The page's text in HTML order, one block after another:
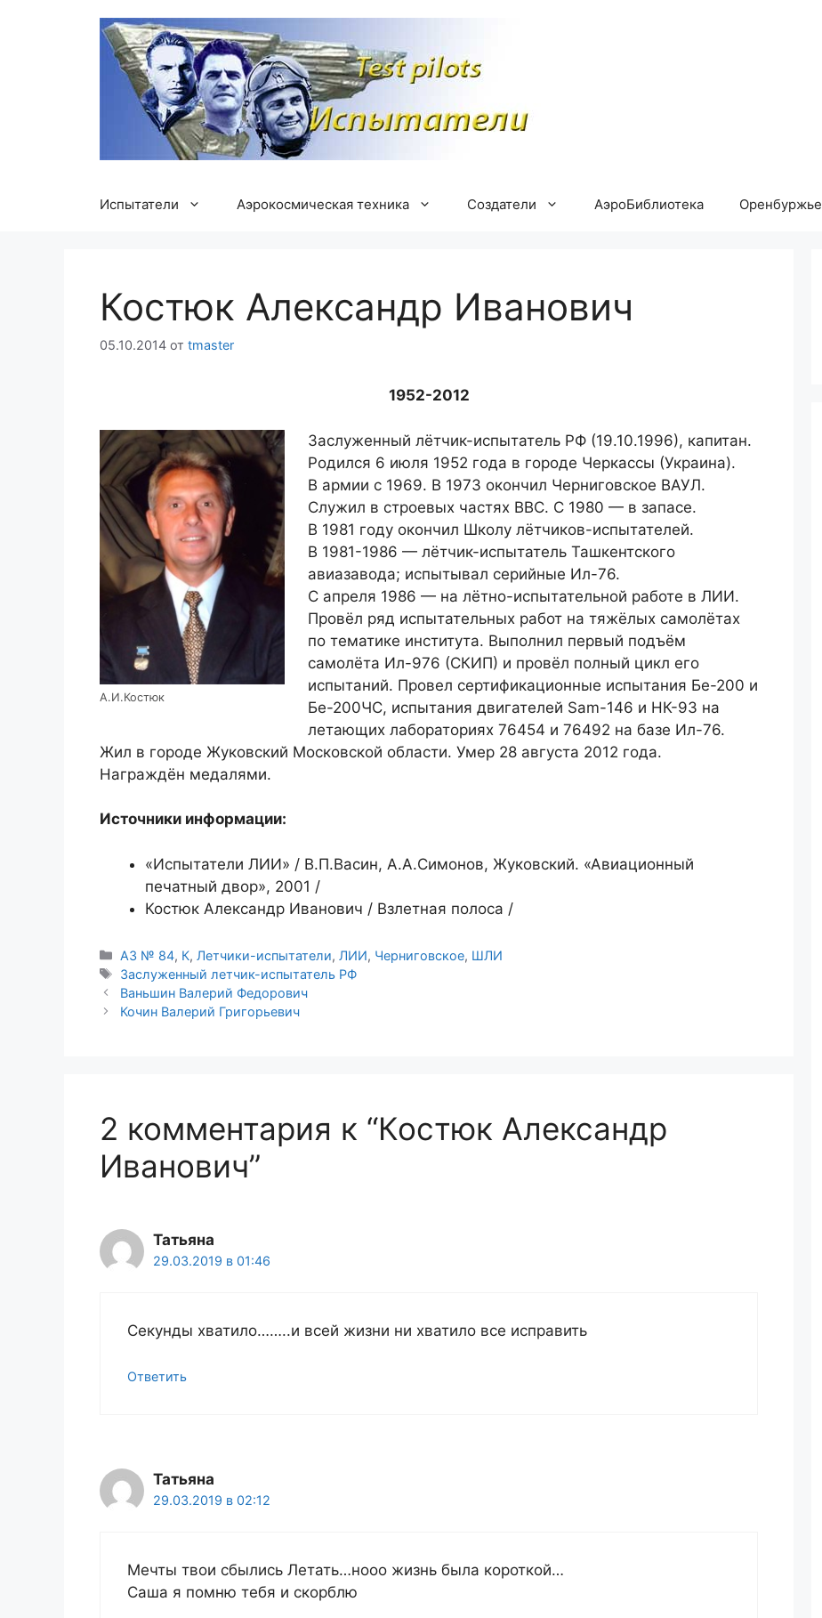
Испытатели Аэрокосмическая техника Создатели АэроБиблиотека Оренбуржье
Костюк Александр Иванович
05.10.2014 от tmaster
1952-2012
А.И.Костюк
Заслуженный лётчик-испытатель РФ (19.10.1996), капитан.
Родился 6 июля 1952 года в городе Черкассы (Украина).
В армии с 1969. В 1973 окончил Черниговское ВАУЛ.
Служил в строевых частях ВВС. С 1980 — в запасе.
В 1981 году окончил Школу лётчиков-испытателей.
В 1981-1986 — лётчик-испытатель Ташкентского
авиазавода; испытывал серийные Ил-76.
С апреля 1986 — на лётно-испытательной работе в ЛИИ.
Провёл ряд испытательных работ на тяжёлых самолётах
по тематике института. Выполнил первый подъём
самолёта Ил-976 (СКИП) и провёл полный цикл его
испытаний. Провел сертификационные испытания Бе-200 и
Бе-200ЧС, испытания двигателей Sam-146 и НК-93 на
летающих лабораториях 76454 и 76492 на базе Ил-76.
Жил в городе Жуковский Московской области. Умер 28 августа 2012 года.
Награждён медалями.
Источники информации:
«Испытатели ЛИИ» / В.П.Васин, А.А.Симонов, Жуковский. «Авиационный
печатный двор», 2001 /
Костюк Александр Иванович / Взлетная полоса /
Рубрики
АЗ № 84, К,Летчики-испытатели,ЛИИ, Черниговское, ШЛИ
Метки
Заслуженный летчик-испытатель РФ
Ваньшин Валерий Федорович
Кочин Валерий Григорьевич
2 комментария к “Костюк Александр
Иванович”
Татьяна
29.03.2019 в 01:46
Секунды хватило……..и всей жизни ни хватило все исправить
Ответить
Татьяна
29.03.2019 в 02:12
Мечты твои сбылись Летать…нооо жизнь была короткой…
Саша я помню тебя и скорблю